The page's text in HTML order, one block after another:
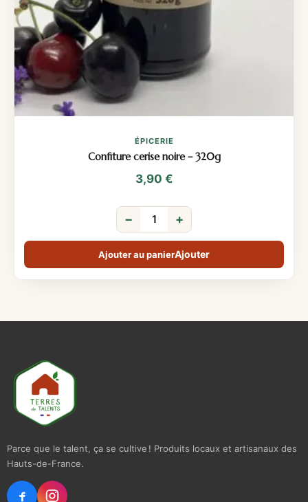
ÉPICERIE
Confiture cerise noire – 320g
3,90 €
− +
Ajouter au panier
Parce que le talent, ça se cultive ! Produits locaux et artisanaux des
Hauts-de-France.